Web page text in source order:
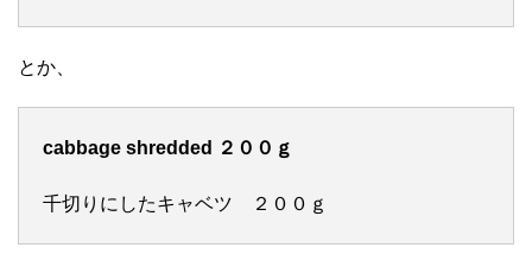
とか、
cabbage shredded ２００ｇ
千切りにしたキャベツ ２００ｇ